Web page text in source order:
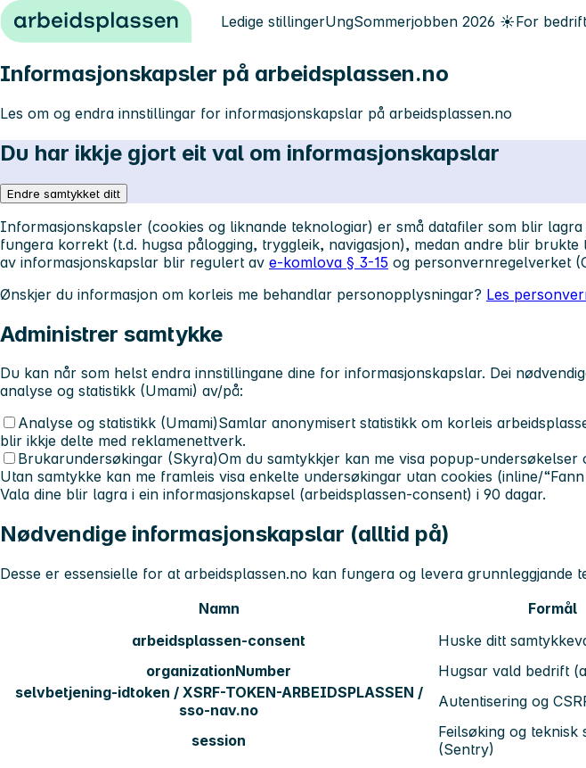
Hopp til innhold Ledige stillingerUngSommerjobben 2026 ☀️For
Informasjons­kapsler på arbeidsplassen.no
Les om og endra innstillingar for informasjonskapslar på arbeidsplassen.no
Du har ikkje gjort eit val om informasjonskapslar
Endre samtykket ditt
Informasjonskapsler (cookies og liknande teknologiar) er små datafiler som blir
fungera korrekt (t.d. hugsa pålogging, tryggleik, navigasjon), medan andre blir
av informasjonskapslar blir regulert av e-kom­lova § 3-15 og personvernregelverket
Ønskjer du informasjon om korleis me behandlar personopplysningar? Les
Administrer samtykke
Du kan når som helst endra innstillingane dine for informasjonskapslar. Dei
analyse og statistikk (Umami) av/på:
Analyse og statistikk (Umami)Samlar anonymisert statistikk om korleis
blir ikkje delte med reklamenettverk.
Brukarundersøkingar (Skyra)Om du samtykkjer kan me visa popup-
Utan samtykke kan me framleis visa enkelte undersøkingar utan cookies (inline/
Vala dine blir lagra i ein informasjonskapsel (arbeidsplassen-consent) i 90 dagar.
Nødvendige informasjonskapslar (alltid på)
Desse er essensielle for at arbeidsplassen.no kan fungera og levera grunnleggjande
Namn Formål
arbeidsplassen-consent
Huske ditt
organizationNumber
Hugsar vald bedrift
selvbetjening-idtoken / XSRF-TOKEN-ARBEIDSPLASSEN /
sso-nav.no
Autentisering og
session
Feilsøking og teknisk
(Sentry)